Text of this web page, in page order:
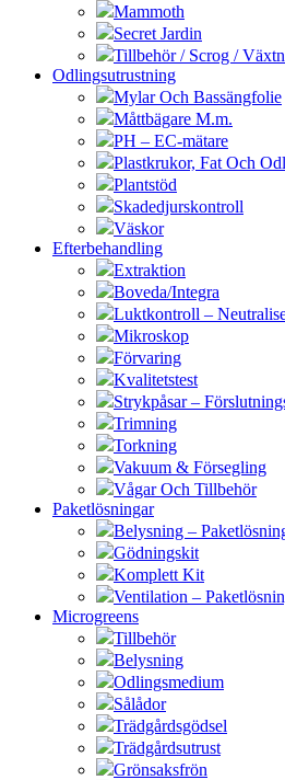
Mammoth
Secret Jardin
Tillbehör / Scrog /
Odlingsutrustning
Mylar Och Bassängfolie
Måttbägare M.m.
PH – EC-mätare
Plastkrukor, Fat Och
Plantstöd
Skadedjurskontroll
Väskor
Efterbehandling
Extraktion
Boveda/Integra
Luktkontroll –
Mikroskop
Förvaring
Kvalitetstest
Strykpåsar –
Trimning
Torkning
Vakuum & Försegling
Vågar Och Tillbehör
Paketlösningar
Belysning –
Gödningskit
Komplett Kit
Ventilation –
Microgreens
Tillbehör
Belysning
Odlingsmedium
Sålådor
Trädgårdsgödsel
Trädgårdsutrust
Grönsaksfrön